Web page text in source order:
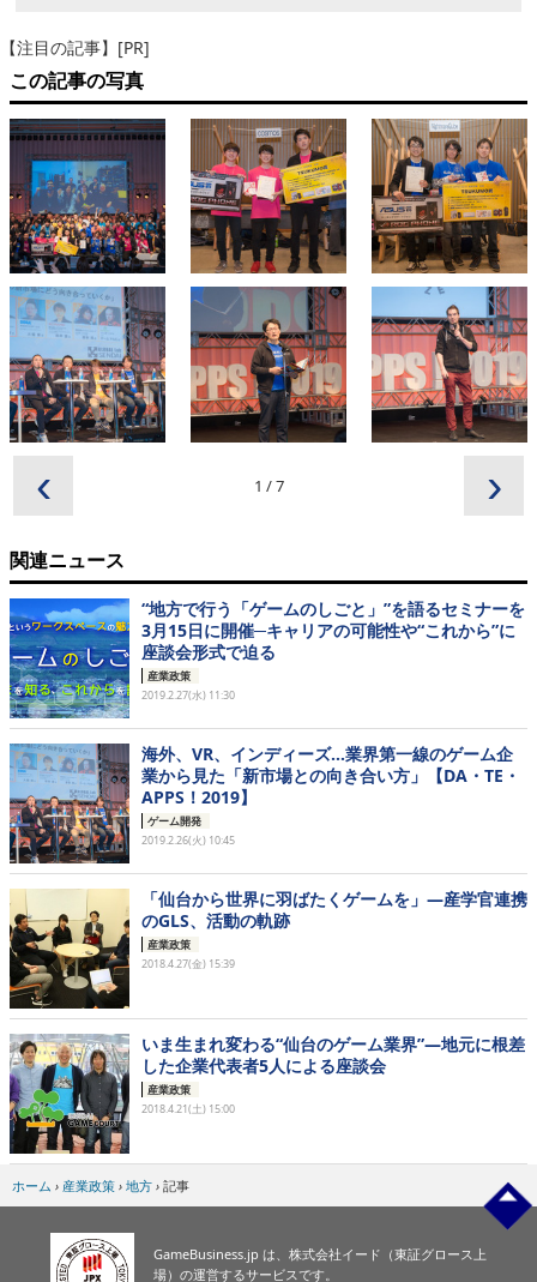
【注目の記事】[PR]
この記事の写真
1 /7
‹ ›
関連ニュース
“地方で行う「ゲームのしごと」”を語るセミナーを
3月15日に開催─キャリアの可能性や“これから”に
座談会形式で迫る
産業政策
2019.2.27(水) 11:30
海外、VR、インディーズ…業界第一線のゲーム企
業から見た「新市場との向き合い方」【DA・TE・
APPS！2019】
ゲーム開発
2019.2.26(火) 10:45
「仙台から世界に羽ばたくゲームを」―産学官連携
のGLS、活動の軌跡
産業政策
2018.4.27(金) 15:39
いま生まれ変わる“仙台のゲーム業界”―地元に根差
した企業代表者5人による座談会
産業政策
2018.4.21(土) 15:00
ホーム › 産業政策 › 地方 › 記事
GameBusiness.jp は、株式会社イード（東証グロース上
場）の運営するサービスです。